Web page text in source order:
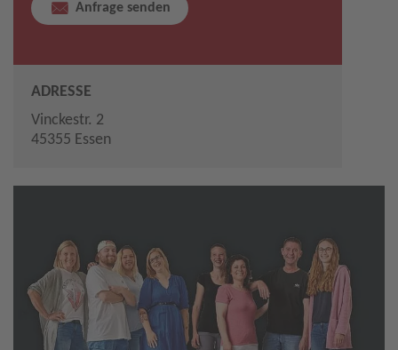
Anfrage senden
ADRESSE
Vinckestr. 2
45355 Essen